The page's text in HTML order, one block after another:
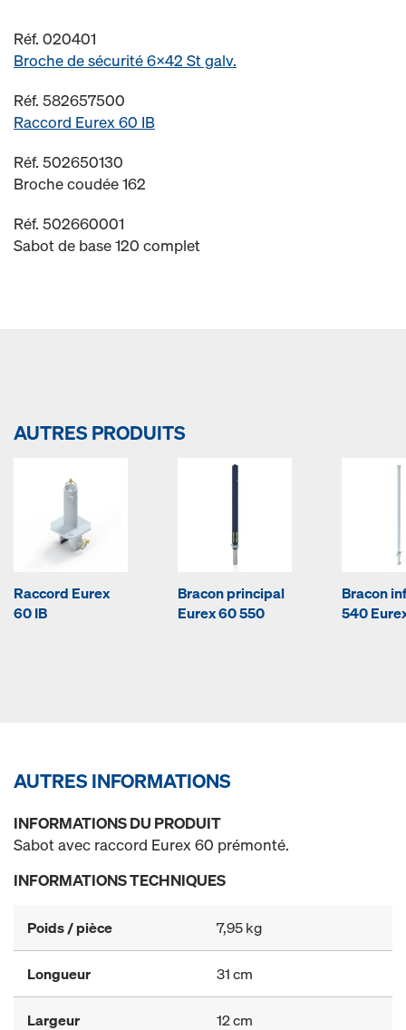
Réf. 020401
Broche de sécurité 6x42 St galv.
Réf. 582657500
Raccord Eurex 60 IB
Réf. 502650130
Broche coudée 162
Réf. 502660001
Sabot de base 120 complet
AUTRES PRODUITS
Raccord Eurex
60 IB
Bracon principal
Eurex 60 550
Bracon
540
AUTRES INFORMATIONS
INFORMATIONS DU PRODUIT
Sabot avec raccord Eurex 60 prémonté.
INFORMATIONS TECHNIQUES
Poids / pièce 7,95 kg
Longueur 31 cm
Largeur 12 cm